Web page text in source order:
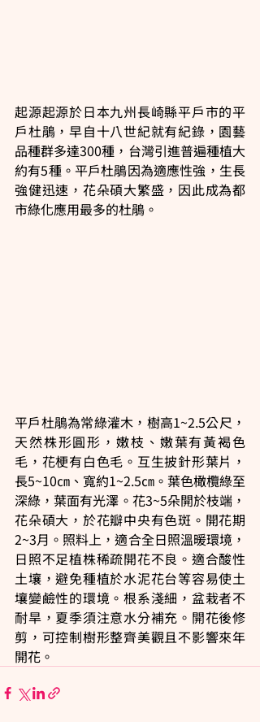
起源起源於日本九州長崎縣平戶市的平
戶杜鵑，早自十八世紀就有紀錄，園藝
品種群多達300種，台灣引進普遍種植大
約有5種。平戶杜鵑因為適應性強，生長
強健迅速，花朵碩大繁盛，因此成為都
市綠化應用最多的杜鵑。
平戶杜鵑為常綠灌木，樹高1~2.5公尺，
天然株形圓形，嫩枝、嫩葉有黃褐色
毛，花梗有白色毛。互生披針形葉片，
長5~10㎝、寬約1~2.5㎝。葉色橄欖綠至
深綠，葉面有光澤。花3~5朵開於枝端，
花朵碩大，於花瓣中央有色斑。開花期
2~3月。照料上，適合全日照溫暖環境，
日照不足植株稀疏開花不良。適合酸性
土壤，避免種植於水泥花台等容易使土
壤變鹼性的環境。根系淺細，盆栽者不
耐旱，夏季須注意水分補充。開花後修
剪，可控制樹形整齊美觀且不影響來年
開花。